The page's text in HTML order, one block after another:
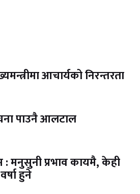
आचार्यको निरन्तरता
पाउनै आलटाल
मनुसुनी प्रभाव कायमै, केही
हुने